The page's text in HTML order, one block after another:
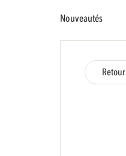
Nouveautés
Retour